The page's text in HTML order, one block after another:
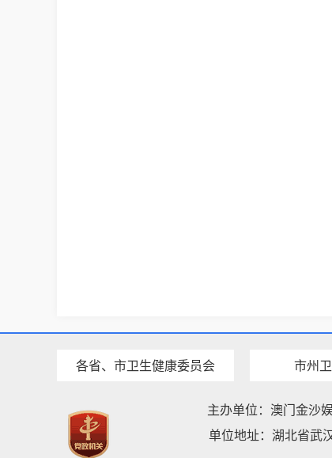
各省、市卫生健康委员会 市州
主办单位：澳门金沙
单位地址：湖北省武